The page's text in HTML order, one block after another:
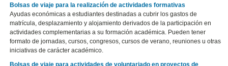
Bolsas de viaje para la realización de actividades formativas
Ayudas económicas a estudiantes destinadas a cubrir los gastos de
matrícula, desplazamiento y alojamiento derivados de la participación en
actividades complementarias a su formación académica. Pueden tener
formato de jornadas, cursos, congresos, cursos de verano, reuniones u otras
iniciativas de carácter académico.